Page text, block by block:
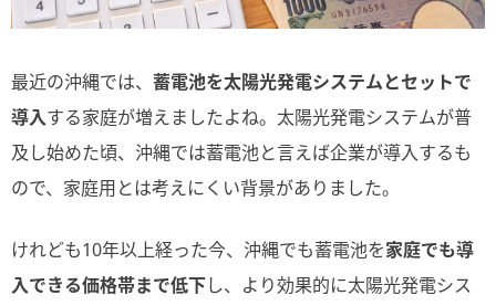
最近の沖縄では、 蓄電池を太陽光発電システムとセットで
導入する家庭が増えましたよね。太陽光発電システムが普
及し始めた頃、沖縄では蓄電池と言えば企業が導入するも
ので、家庭用とは考えにくい背景がありました。
けれども10年以上経った今、沖縄でも蓄電池を家庭でも導
入できる価格帯まで低下し、より効果的に太陽光発電シス